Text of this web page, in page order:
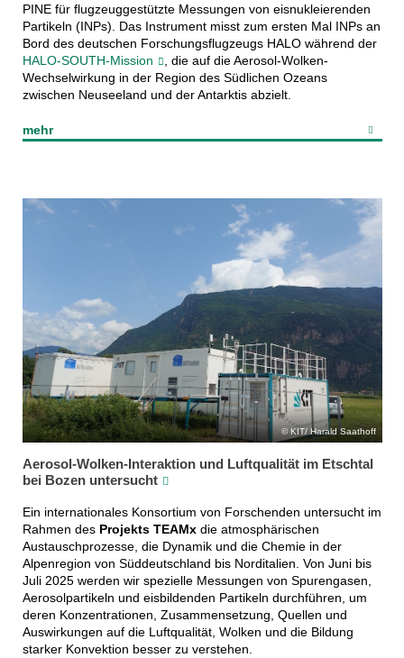
PINE für flugzeuggestützte Messungen von eisnukleierenden
Partikeln (INPs). Das Instrument misst zum ersten Mal INPs an
Bord des deutschen Forschungsflugzeugs HALO während der
HALO-SOUTH-Mission
, die auf die Aerosol-Wolken-
Wechselwirkung in der Region des Südlichen Ozeans
zwischen Neuseeland und der Antarktis abzielt.
mehr
KIT/ Harald Saathoff
Aerosol-Wolken-Interaktion und Luftqualität im Etschtal
bei Bozen untersucht
Ein internationales Konsortium von Forschenden untersucht im
Rahmen des Projekts TEAMxdie atmosphärischen
Austauschprozesse, die Dynamik und die Chemie in der
Alpenregion von Süddeutschland bis Norditalien. Von Juni bis
Juli 2025 werden wir spezielle Messungen von Spurengasen,
Aerosolpartikeln und eisbildenden Partikeln durchführen, um
deren Konzentrationen, Zusammensetzung, Quellen und
Auswirkungen auf die Luftqualität, Wolken und die Bildung
starker Konvektion besser zu verstehen.